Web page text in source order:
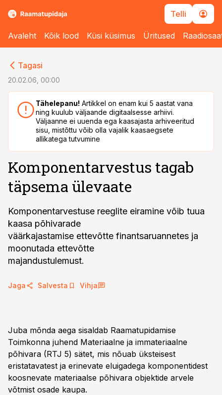
Telli
Avaleht Kõik lood Küsi küsimus Üritused
Tagasi
20.02.06, 00:00
Tähelepanu! Artikkel on enam kui 5 aastat vana
ning kuulub väljaande digitaalsesse arhiivi.
Väljaanne ei uuenda ega kaasajasta arhiveeritud
sisu, mistõttu võib olla vajalik kaasaegsete
allikatega tutvumine
Komponentarvestus tagab
täpsema ülevaate
Komponentarvestuse reeglite eiramine võib tuua
kaasa põhivarade
väärkajastamise ettevõtte finantsaruannetes ja
moonutada ettevõtte
majandustulemust.
Jaga Salvesta Vihja
Juba mõnda aega sisaldab Raamatupidamise
Toimkonna juhend Materiaalne ja immateriaalne
põhivara (RTJ 5) sätet, mis nõuab üksteisest
eristatavatest ja erinevate eluigadega komponentidest
koosnevate materiaalse põhivara objektide arvele
võtmist osade kaupa.